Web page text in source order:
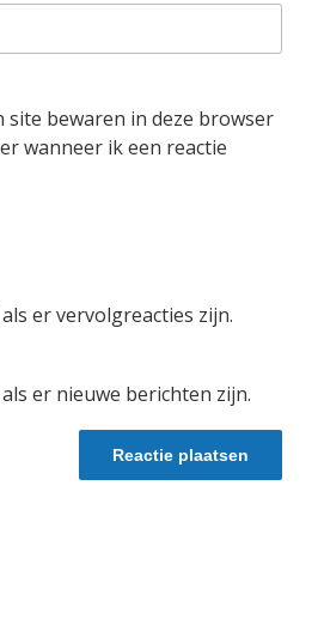
site bewaren in deze browser
wanneer ik een reactie
er vervolgreacties zijn.
er nieuwe berichten zijn.